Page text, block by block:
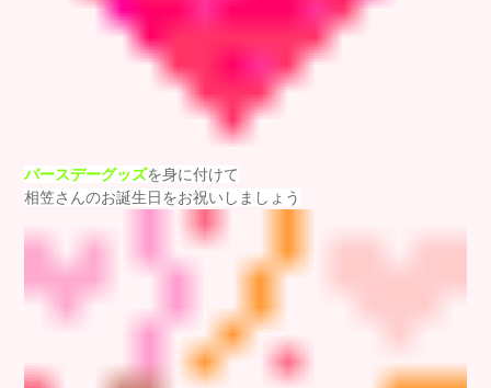
バースデーグッズを身に付けて
相笠さんのお誕生日をお祝いしましょう